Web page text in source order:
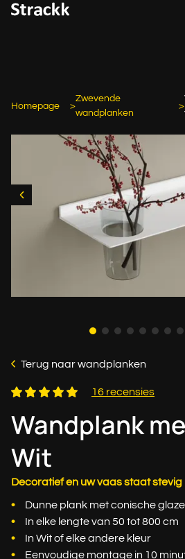
Homepage
Zwevende
wandplanken
Terug naar wandplanken
16 recensies
Wandplank
Wit
Decoratief en uw vaas staat stevig
Dunne plank met conische
In elke lengte van 50 tot 800 cm
In Wit of elke andere kleur
Eenvoudige montage in 10